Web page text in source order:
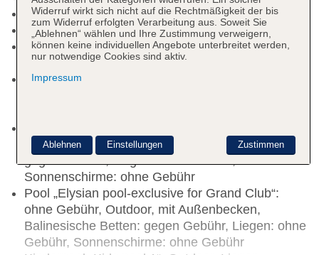
Gartenanlage, Sonnenterrasse
Pools: 8
Pool „Azure Bay Pool Area“: ohne Gebühr,
Outdoor, Liegen, Sonnenschirme
Kinderpool „Splash Cove Park“: ohne Gebühr,
ohne Gebühr, Outdoor, Balinesische Betten:
gegen Gebühr, Liegen: ohne Gebühr,
Sonnenschirme: ohne Gebühr
Pool „Elysian pool-exclusive for Grand Club“:
ohne Gebühr, Outdoor, mit Außenbecken,
Balinesische Betten: gegen Gebühr, Liegen: ohne
Gebühr, Sonnenschirme: ohne Gebühr
Widerruf wirkt sich nicht auf die Rechtmäßigkeit der bis
zum Widerruf erfolgten Verarbeitung aus. Soweit Sie
„Ablehnen“ wählen und Ihre Zustimmung verweigern,
können keine individuellen Angebote unterbreitet werden,
nur notwendige Cookies sind aktiv.
Impressum
Zustimmen
Ablehnen Einstellungen